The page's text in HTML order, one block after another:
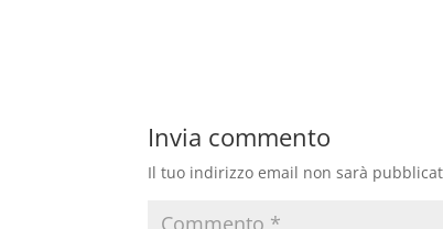
Invia commento
Il tuo indirizzo email non sarà